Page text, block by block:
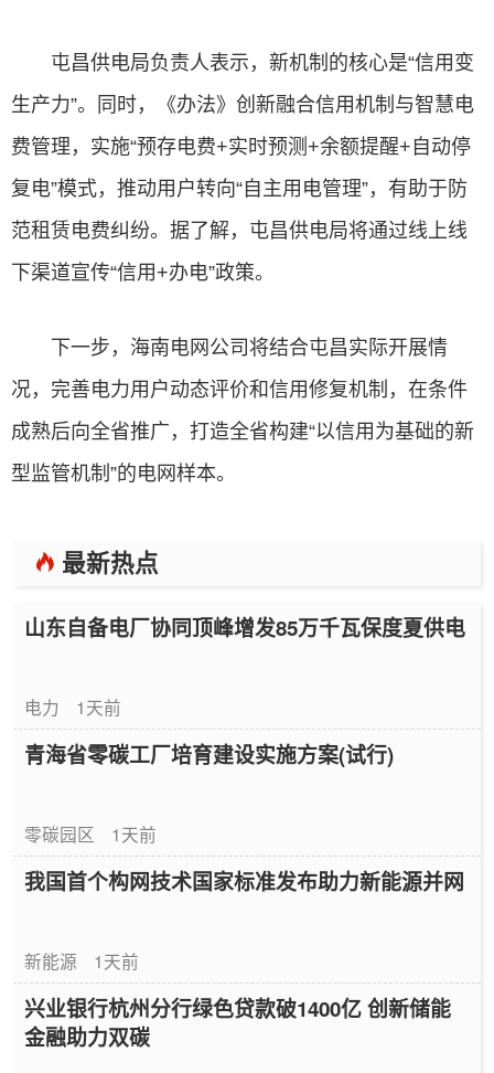
屯昌供电局负责人表示，新机制的核心是“信用变
生产力”。同时，《办法》创新融合信用机制与智慧电
费管理，实施“预存电费+实时预测+余额提醒+自动停
复电”模式，推动用户转向“自主用电管理”，有助于防
范租赁电费纠纷。据了解，屯昌供电局将通过线上线
下渠道宣传“信用+办电”政策。
下一步，海南电网公司将结合屯昌实际开展情
况，完善电力用户动态评价和信用修复机制，在条件
成熟后向全省推广，打造全省构建“以信用为基础的新
型监管机制”的电网样本。
最新热点
山东自备电厂协同顶峰增发85万千瓦保度夏供电
电力 1天前
青海省零碳工厂培育建设实施方案(试行)
零碳园区 1天前
我国首个构网技术国家标准发布助力新能源并网
新能源 1天前
兴业银行杭州分行绿色贷款破1400亿 创新储能
金融助力双碳